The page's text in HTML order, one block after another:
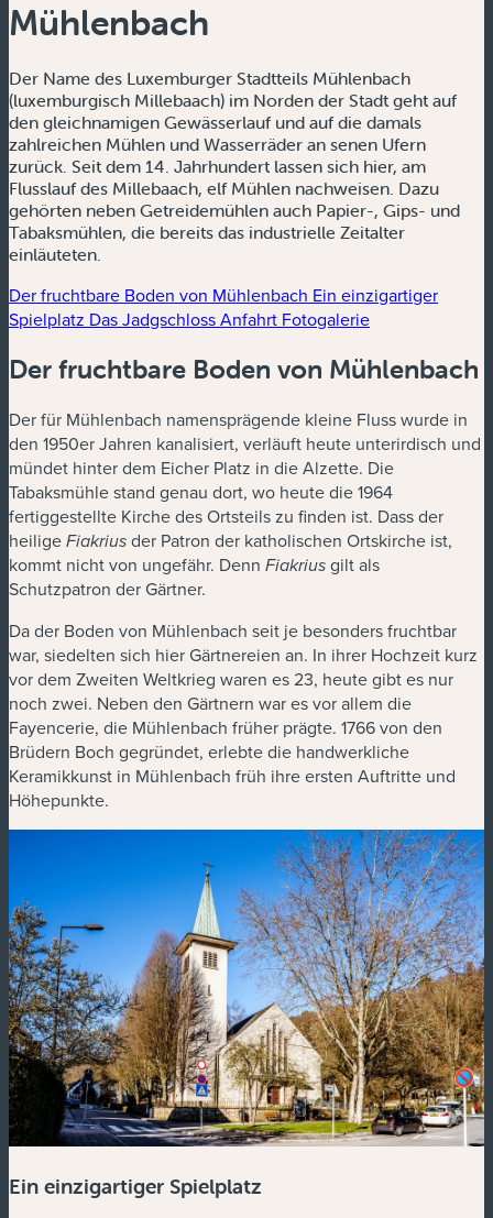
Mühlenbach
Der Name des Luxemburger Stadtteils Mühlenbach
(luxemburgisch Millebaach) im Norden der Stadt geht auf
den gleichnamigen Gewässerlauf und auf die damals
zahlreichen Mühlen und Wasserräder an senen Ufern
zurück. Seit dem 14. Jahrhundert lassen sich hier, am
Flusslauf des Millebaach, elf Mühlen nachweisen. Dazu
gehörten neben Getreidemühlen auch Papier-, Gips- und
Tabaksmühlen, die bereits das industrielle Zeitalter
einläuteten.
Der fruchtbare Boden von Mühlenbach Ein einzigartiger
Spielplatz Das JadgschlossAnfahrt Fotogalerie
Der fruchtbare Boden von Mühlenbach
Der für Mühlenbach namensprägende kleine Fluss wurde in
den 1950er Jahren kanalisiert, verläuft heute unterirdisch und
mündet hinter dem Eicher Platz in die Alzette. Die
Tabaksmühle stand genau dort, wo heute die 1964
fertiggestellte Kirche des Ortsteils zu finden ist. Dass der
heilige Fiakrius der Patron der katholischen Ortskirche ist,
kommt nicht von ungefähr. Denn Fiakrius gilt als
Schutzpatron der Gärtner.
Da der Boden von Mühlenbach seit je besonders fruchtbar
war, siedelten sich hier Gärtnereien an. In ihrer Hochzeit kurz
vor dem Zweiten Weltkrieg waren es 23, heute gibt es nur
noch zwei. Neben den Gärtnern war es vor allem die
Fayencerie, die Mühlenbach früher prägte. 1766 von den
Brüdern Boch gegründet, erlebte die handwerkliche
Keramikkunst in Mühlenbach früh ihre ersten Auftritte und
Höhepunkte.
Ein einzigartiger Spielplatz